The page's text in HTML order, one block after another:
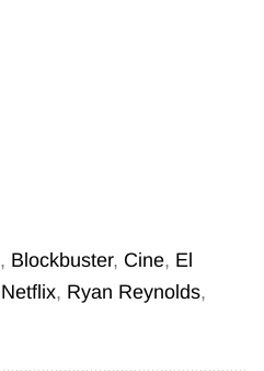
, Blockbuster, Cine, El
Netflix, Ryan Reynolds,